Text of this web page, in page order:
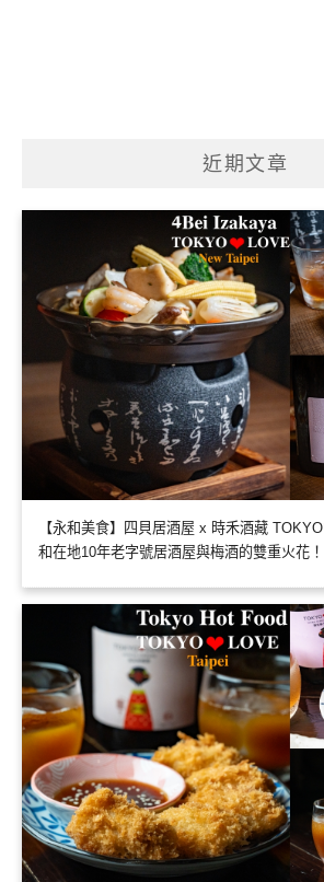
近期文章
【永和美食】四貝居酒屋 x 時禾酒藏 TOKYO
和在地10年老字號居酒屋與梅酒的雙重火花！